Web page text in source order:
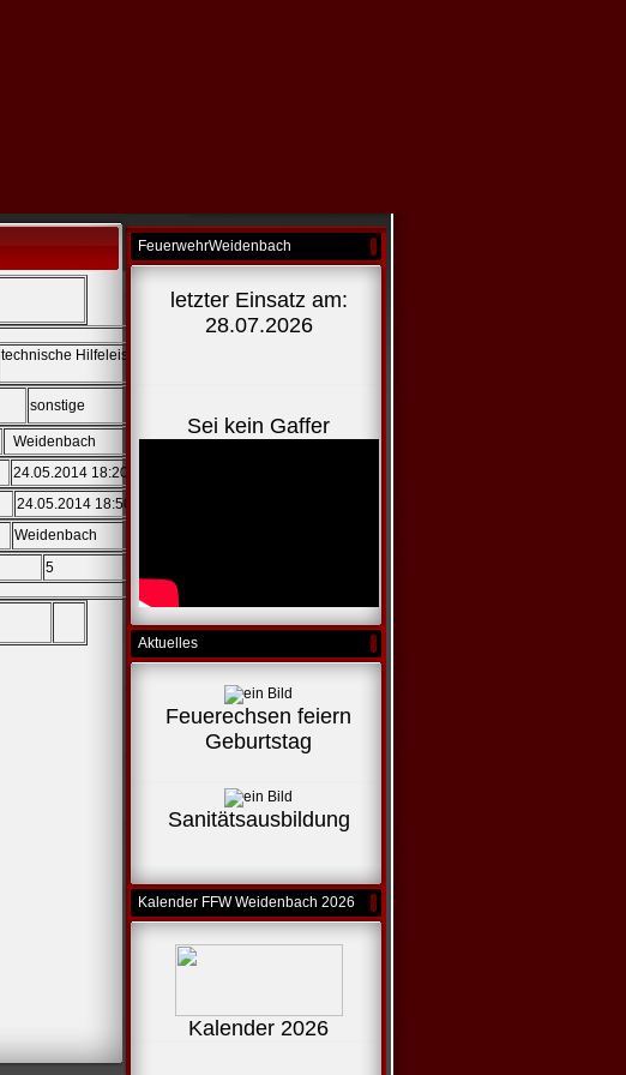
technische Hilfeleistung
sonstige
Weidenbach
24.05.2014 18:20
24.05.2014 18:50
Weidenbach
5
FeuerwehrWeidenbach
letzter Einsatz am:
28.07.2026
Sei kein Gaffer
Aktuelles
Feuerechsen feiern
Geburtstag
Sanitätsausbildung
Kalender FFW Weidenbach 2026
Kalender 2026